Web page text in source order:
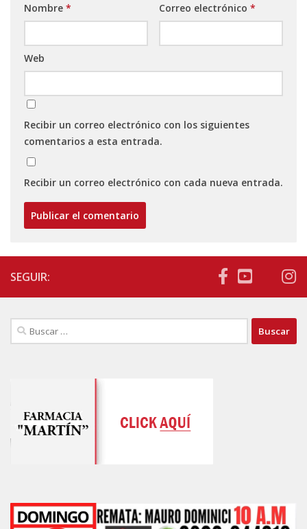
Nombre * Correo electrónico *
Web
Recibir un correo electrónico con los siguientes
comentarios a esta entrada.
Recibir un correo electrónico con cada nueva entrada.
SEGUIR:
Buscar: